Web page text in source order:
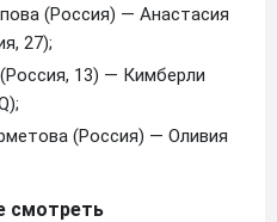
(Россия) — Анастасия
27);
13) — Кимберли
(Россия) — Оливия
смотреть